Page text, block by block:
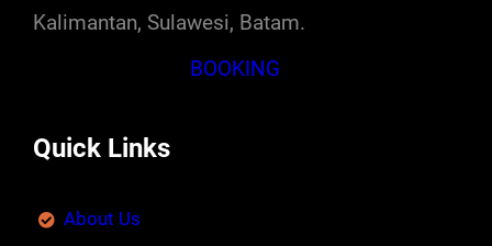
Kalimantan, Sulawesi, Batam.
BOOKING
Quick Links
About Us